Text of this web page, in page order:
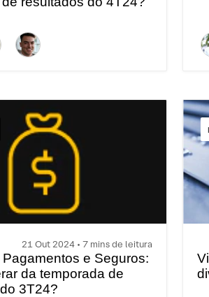
21 Out 2024 • 7 mins de leitura
e Seguros:
da temporada de
3T24?